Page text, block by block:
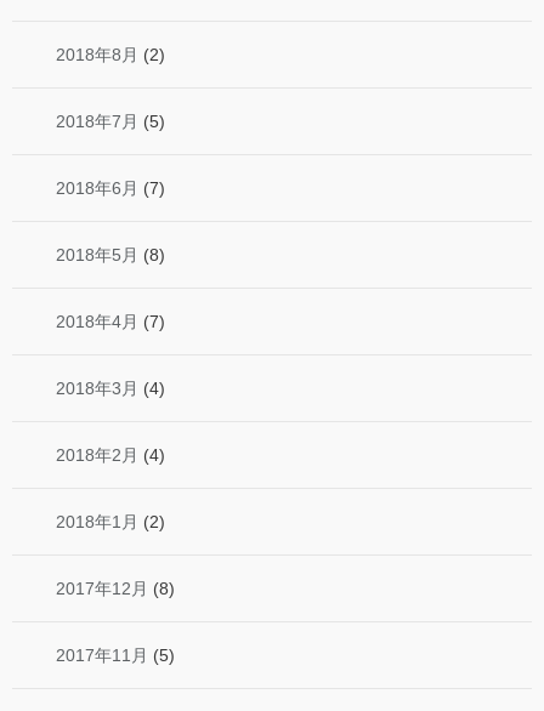
2018年8月 (2)
2018年7月 (5)
2018年6月 (7)
2018年5月 (8)
2018年4月 (7)
2018年3月 (4)
2018年2月 (4)
2018年1月 (2)
2017年12月 (8)
2017年11月 (5)